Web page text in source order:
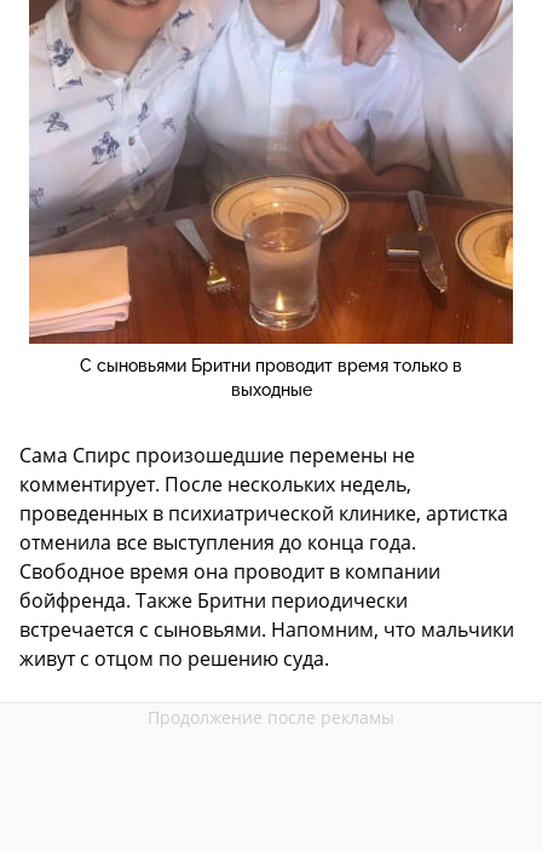
С сыновьями Бритни проводит время только в
выходные
Сама Спирс произошедшие перемены не
комментирует. После нескольких недель,
проведенных в психиатрической клинике, артистка
отменила все выступления до конца года.
Свободное время она проводит в компании
бойфренда. Также Бритни периодически
встречается с сыновьями. Напомним, что мальчики
живут с отцом по решению суда.